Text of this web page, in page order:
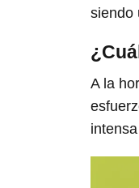
siendo
A la